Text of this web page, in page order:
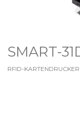
SMART-
RFID-KARTENDRUCKER